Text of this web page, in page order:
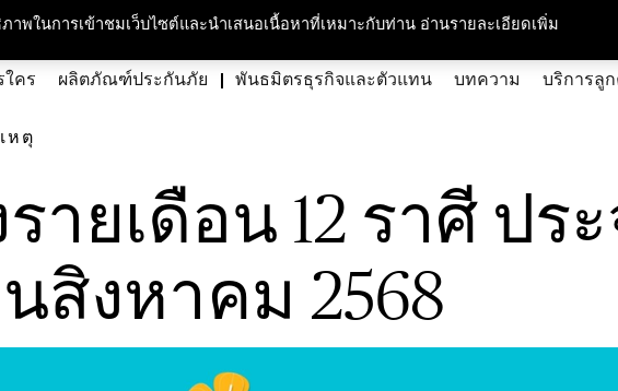
เกี่ยวกับเรา ความรับผิดชอบต่อสังคมและสิ่งแวดล้อม สนใจร่วมงาน ศูนย์สื่อมวลชน
ใคร ผลิตภัณฑ์ประกันภัย พันธมิตรธุรกิจและตัวแทน บทความ บริการลู
หตุ
ายเดือน 12 ราศี ปร
สิงหาคม 2568
พในการเข้าชมเว็บไซต์และนำเสนอเนื้อหาที่เหมาะกับท่าน อ่านรายละเอียดเพิ่ม